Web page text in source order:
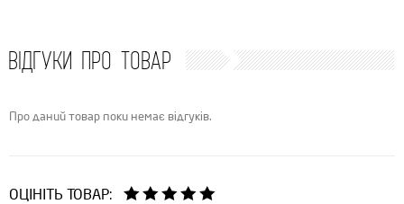
ВІДГУКИ ПРО ТОВАР
Про даний товар поки немає відгуків.
ОЦІНІТЬ ТОВАР: